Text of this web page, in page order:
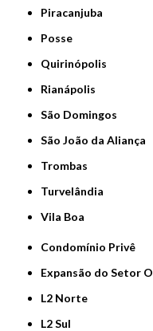
Piracanjuba
Posse
Quirinópolis
Rianápolis
São Domingos
São João da Aliança
Trombas
Turvelândia
Vila Boa
Condomínio Privê
Expansão do Setor O
L2 Norte
L2 Sul